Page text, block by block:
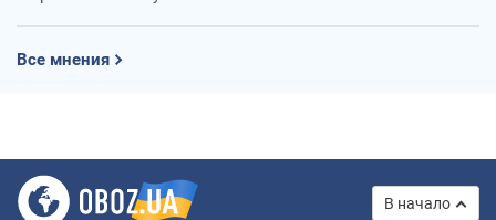
Все мнения
В начало